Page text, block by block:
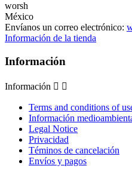
worsh
México
Envíanos un correo electrónico:
Información de la tienda
Información
Información  
Terms and conditions of
Información
Legal Notice
Privacidad
Téminos de cancelación
Envíos y pagos